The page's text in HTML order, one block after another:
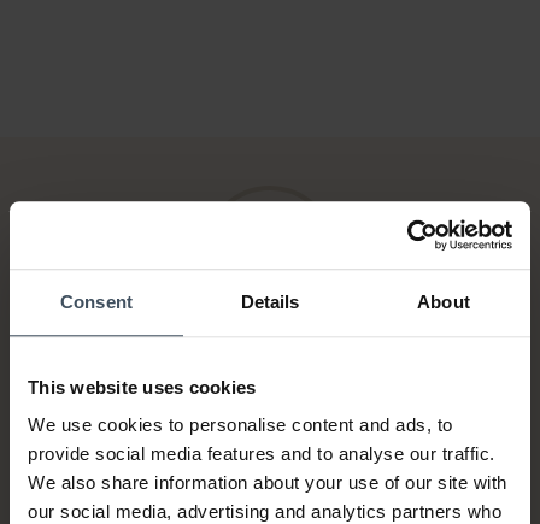
Consent Details About
This website uses cookies
We use cookies to personalise content and ads, to
provide social media features and to analyse our traffic.
We also share information about your use of our site with
our social media, advertising and analytics partners who